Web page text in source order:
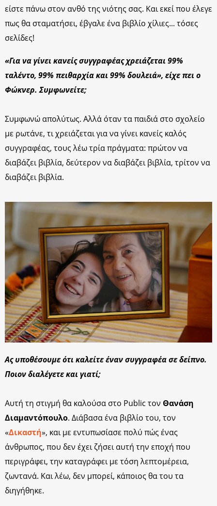
είστε πάνω στον ανθό της νιότης σας. Και εκεί που έλεγε
πως θα σταματήσει, έβγαλε ένα βιβλίο χίλιες... τόσες
σελίδες!
«Για να γίνει κανείς συγγραφέας χρειάζεται 99%
ταλέντο, 99% πειθαρχία και 99% δουλειά», είχε πει ο
Φώκνερ. Συμφωνείτε;
Συμφωνώ απολύτως. Aλλά όταν τα παιδιά στο σχολείο
με ρωτάνε, τι χρειάζεται για να γίνει κανείς καλός
συγγραφέας, τους λέω τρία πράγματα: πρώτον να
διαβάζει βιβλία, δεύτερον να διαβάζει βιβλία, τρίτον να
διαβάζει βιβλία.
Ας υποθέσουμε ότι καλείτε έναν συγγραφέα σε δείπνο.
Ποιον διαλέγετε και γιατί;
Αυτή τη στιγμή θα καλούσα στο Public τον Θανάση
Διαμαντόπουλο. Διάβασα ένα βιβλίο του, τον
«Δικαστή», και με εντυπωσίασε πολύ πώς ένας
άνθρωπος, που δεν έχει ζήσει αυτή την εποχή που
περιγράφει, την καταγράφει με τόση λεπτομέρεια,
ζωντανά. Και λέω, δεν μπορεί, κάποιος θα του τα
διηγήθηκε.